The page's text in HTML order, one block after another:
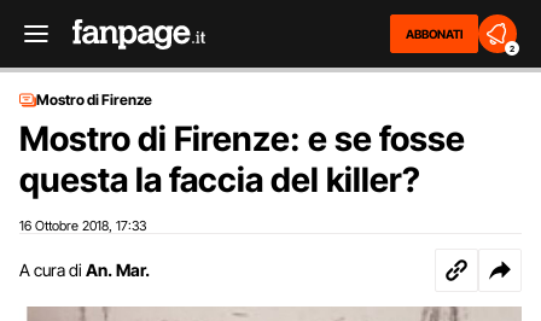
ABBONATI
2
Mostro di Firenze
Mostro di Firenze: e se fosse
questa la faccia del killer?
16 Ottobre 2018 17:33
A cura di An. Mar.